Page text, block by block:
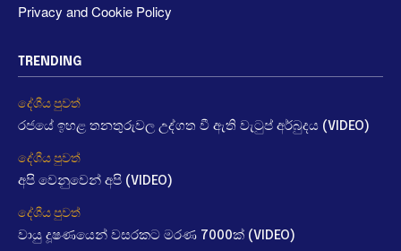
Privacy and Cookie Policy
TRENDING
දේශීය පුවත්
රජයේ ඉහළ තනතුරුවල උද්ගත වී ඇති වැටුප් අර්බුදය (VIDEO)
දේශීය පුවත්
අපි වෙනුවෙන් අපි (VIDEO)
දේශීය පුවත්
වායු දූෂණයෙන් වසරකට මරණ 7000ක් (VIDEO)